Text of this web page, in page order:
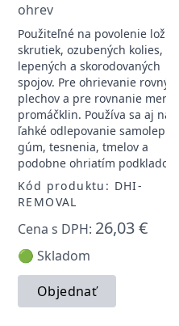
ohrev
Použiteľné na povolenie
skrutiek, ozubených kolies,
lepených a skorodovaných
spojov. Pre ohrievanie
plechov a pre rovnanie
promáčklin. Používa sa aj na
ľahké odlepovanie
gúm, tesnenia, tmelov a
podobne ohriatím podklado
Kód produktu: DHI-
REMOVAL
Cena s DPH: 26,03 €
🟢 Skladom
Objednať